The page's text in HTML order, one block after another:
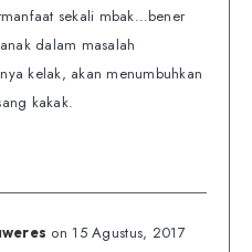
sekali mbak…bener
dalam masalah
kelak, akan menumbuhkan
kakak.
on 15 Agustus, 2017